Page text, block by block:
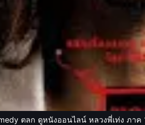
ตลก ดูหนังออนไลน์ หลวงพี่เท่ง ภ